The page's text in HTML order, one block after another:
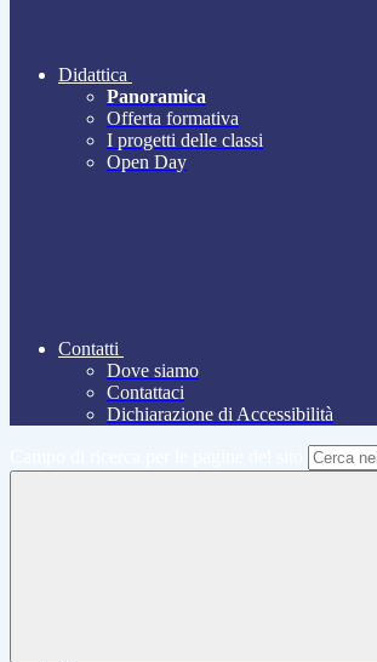
Didattica
Panoramica
Offerta formativa
I progetti delle classi
Open Day
Contatti
Dove siamo
Contattaci
Dichiarazione di Accessibilità